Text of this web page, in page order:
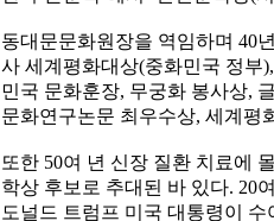
동대문문화원장을 역임하며 40
사 세계평화대상(중화민국 정부
민국 문화훈장, 무궁화 봉사상,
문화연구논문 최우수상, 세계평
또한 50여 년 신장 질환 치료에
학상 후보로 추대된 바 있다. 20
도널드 트럼프 미국 대통령이